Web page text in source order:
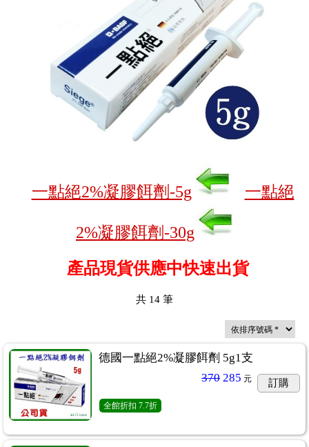
一點絕2%凝膠餌劑-5g 一點絕
2%凝膠餌劑-30g
產品現貨供應中快速出貨
共 14 筆
德國一點絕2%凝膠餌劑 5g1支
370 285 元 訂購
全館折扣 7.7折